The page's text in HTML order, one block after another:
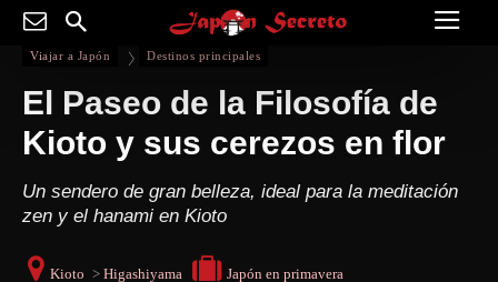
Viajar a Japón Destinos principales
El Paseo de la Filosofía de
Kioto y sus cerezos en flor
Un sendero de gran belleza, ideal para la meditación
zen y el hanami en Kioto
Kioto > Higashiyama Japón en primavera